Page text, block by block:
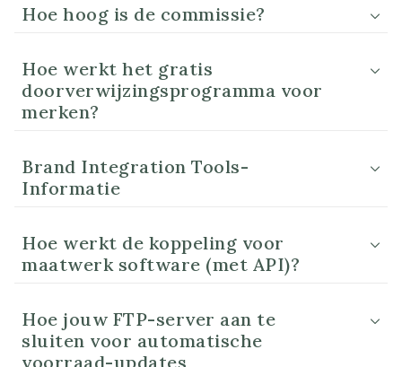
Hoe hoog is de commissie?
Hoe werkt het gratis
doorverwijzingsprogramma voor
merken?
Brand Integration Tools-
Informatie
Hoe werkt de koppeling voor
maatwerk software (met API)?
Hoe jouw FTP-server aan te
sluiten voor automatische
voorraad-updates